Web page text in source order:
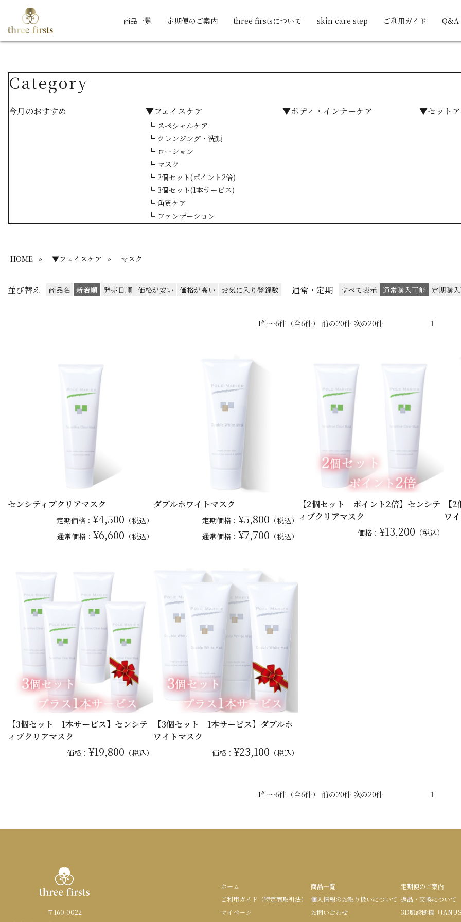
商品一覧 定期便のご案内 three firstsについて skin care step ご利用ガイド Q&A
Category
今月のおすすめ ▼フェイスケア
┗ スペシャルケア
┗ クレンジング・洗顔
┗ ローション
┗ マスク
┗ 2個セット(ポイント2倍)
┗ 3個セット(1本サービス)
┗ 角質ケア
┗ ファンデーション
▼ボディ・インナーケア ▼セットア
HOME » ▼フェイスケア » マスク
並び替え 商品名 新着順 発売日順 価格が安い 価格が高い お気に入り登録数 通常・定期 すべて表示 通常購入可能 定期購
1件～6件（全6件） 前の20件 次の20件 1
センシティブクリアマスク
定期価格： ¥4,500 （税込）
通常価格： ¥6,600 （税込）
ダブルホワイトマスク
定期価格： ¥5,800 （税込）
通常価格： ¥7,700 （税込）
【2個セット ポイント2倍】センシテ
ィブクリアマスク
価格： ¥13,200 （税込）
【
ワ
【3個セット 1本サービス】センシテ
ィブクリアマスク
価格： ¥19,800 （税込）
【3個セット 1本サービス】ダブルホ
ワイトマスク
価格： ¥23,100 （税込）
1件～6件（全6件） 前の20件 次の20件 1
〒160-0022
ホーム 商品一覧
定期便のご案内
ご利用ガイド（特定商取引法）
個人情報のお取り扱いについて 返品・交換について
マイページ
お問い合わせ 3D肌診断機「